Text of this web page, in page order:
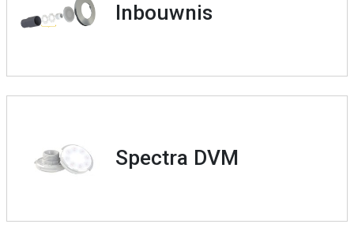
Inbouwnis
Spectra DVM